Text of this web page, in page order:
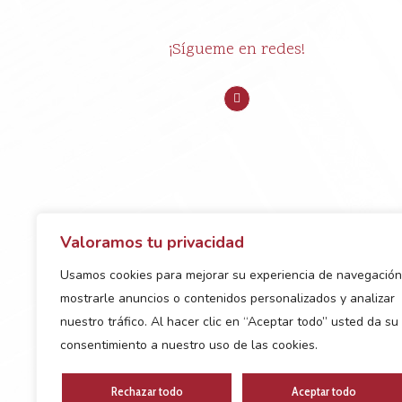
Valoramos tu privacidad
Usamos cookies para mejorar su experiencia de
mostrarle anuncios o contenidos personalizados y analizar
nuestro tráfico. Al hacer clic en “Aceptar todo” usted da su
consentimiento a nuestro uso de las cookies.
Rechazar todo Aceptar todo
¡Sígueme en redes!